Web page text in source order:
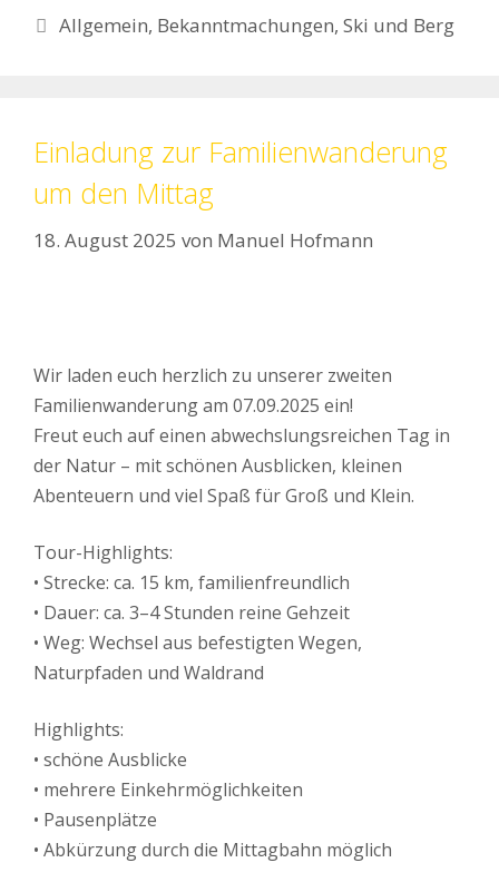
Kategorien
Allgemein, Bekanntmachungen,Ski und Berg
Einladung zur Familienwanderung
um den Mittag
18. August 2025 von Manuel Hofmann
Wir laden euch herzlich zu unserer zweiten
Familienwanderung am 07.09.2025 ein!
Freut euch auf einen abwechslungsreichen Tag in
der Natur – mit schönen Ausblicken, kleinen
Abenteuern und viel Spaß für Groß und Klein.
Tour-Highlights:
• Strecke: ca. 15 km, familienfreundlich
• Dauer: ca. 3–4 Stunden reine Gehzeit
• Weg: Wechsel aus befestigten Wegen,
Naturpfaden und Waldrand
Highlights:
• schöne Ausblicke
• mehrere Einkehrmöglichkeiten
• Pausenplätze
• Abkürzung durch die Mittagbahn möglich